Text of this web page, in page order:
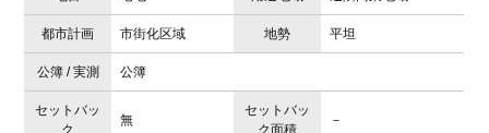
都市計画 市街化区域 地勢 平坦
公簿 / 実測 公簿
セットバッ
ク
無
セットバッ
ク面積
－